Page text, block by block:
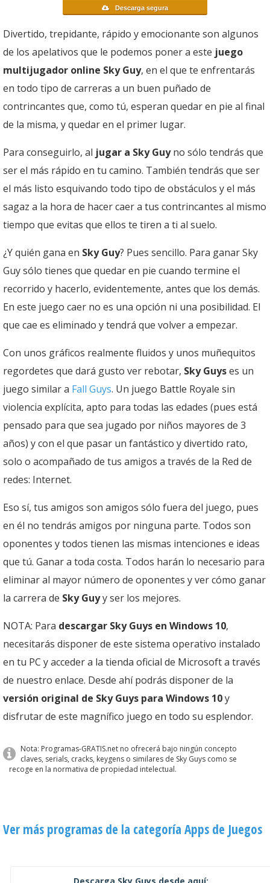
Descarga segura
Divertido, trepidante, rápido y emocionante son algunos
de los apelativos que le podemos poner a este juego
multijugador online Sky Guy, en el que te enfrentarás
en todo tipo de carreras a un buen puñado de
contrincantes que, como tú, esperan quedar en pie al final
de la misma, y quedar en el primer lugar.
Para conseguirlo, al jugar a Sky Guyno sólo tendrás que
ser el más rápido en tu camino. También tendrás que ser
el más listo esquivando todo tipo de obstáculos y el más
sagaz a la hora de hacer caer a tus contrincantes al mismo
tiempo que evitas que ellos te tiren a ti al suelo.
¿Y quién gana en Sky Guy? Pues sencillo. Para ganar Sky
Guy sólo tienes que quedar en pie cuando termine el
recorrido y hacerlo, evidentemente, antes que los demás.
En este juego caer no es una opción ni una posibilidad. El
que cae es eliminado y tendrá que volver a empezar.
Con unos gráficos realmente fluidos y unos muñequitos
regordetes que dará gusto ver rebotar, Sky Guyses un
juego similar a Fall Guys. Un juego Battle Royale sin
violencia explícita, apto para todas las edades (pues está
pensado para que sea jugado por niños mayores de 3
años) y con el que pasar un fantástico y divertido rato,
solo o acompañado de tus amigos a través de la Red de
redes: Internet.
Eso sí, tus amigos son amigos sólo fuera del juego, pues
en él no tendrás amigos por ninguna parte. Todos son
oponentes y todos tienen las mismas intenciones e ideas
que tú. Ganar a toda costa. Todos harán lo necesario para
eliminar al mayor número de oponentes y ver cómo ganar
la carrera de Sky Guyy ser los mejores.
NOTA: Para descargar Sky Guys en Windows 10,
necesitarás disponer de este sistema operativo instalado
en tu PC y acceder a la tienda oficial de Microsoft a través
de nuestro enlace. Desde ahí podrás disponer de la
versión original de Sky Guys para Windows 10y
disfrutar de este magnífico juego en todo su esplendor.
Nota: Programas-GRATIS.net no ofrecerá bajo ningún concepto
claves, serials, cracks, keygens o similares de Sky Guys como se
recoge en la normativa de propiedad intelectual.
Ver más programas de la categoría Apps de Juegos